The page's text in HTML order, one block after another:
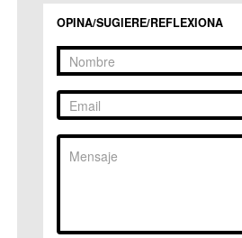
OPINA/SUGIERE/REFLEXIONA